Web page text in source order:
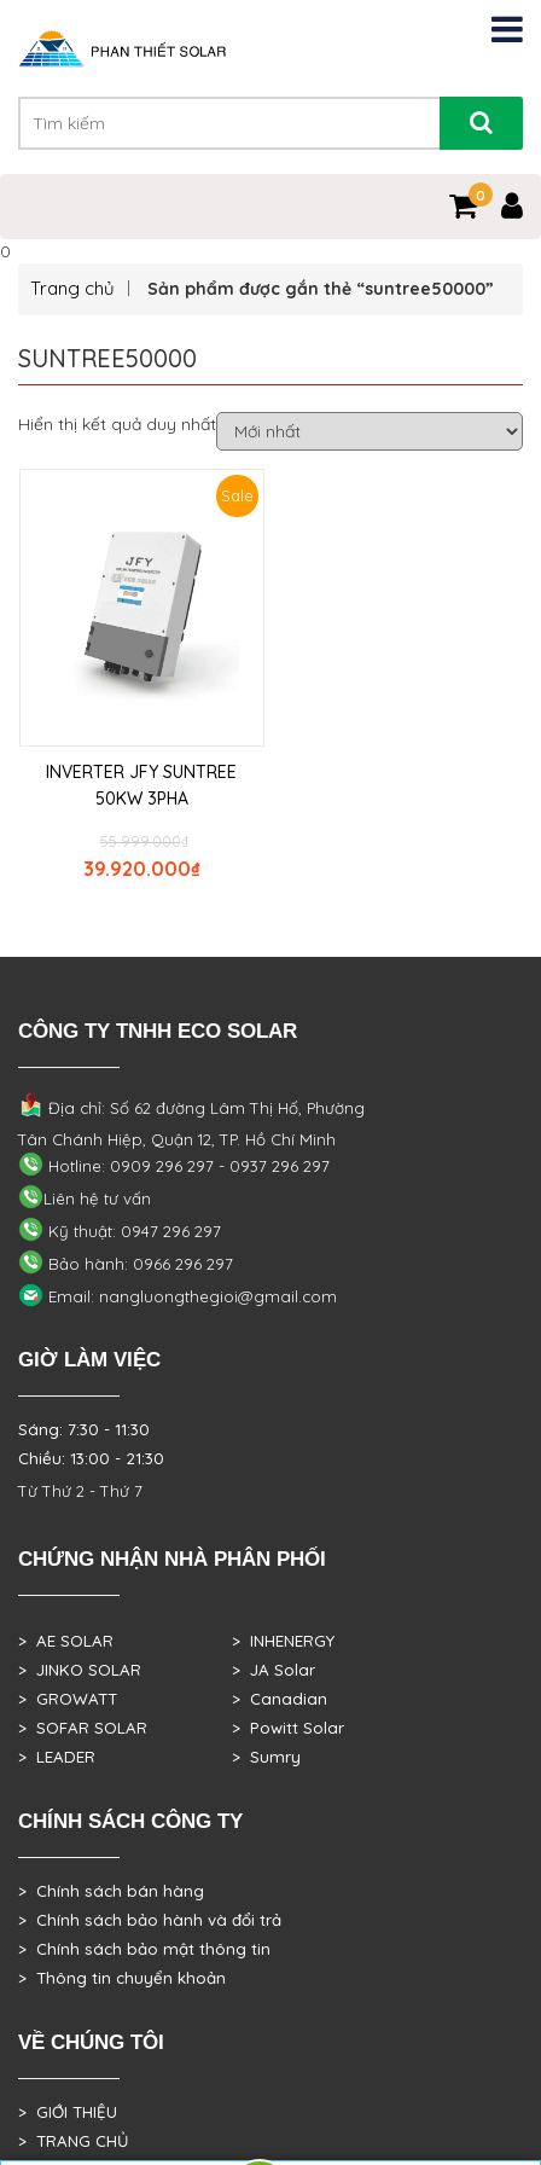
0
0
Trang chủ Sản phẩm được gắn thẻ “suntree50000”
SUNTREE50000
Hiển thị kết quả duy nhất
Sale
INVERTER JFY SUNTREE
50KW 3PHA
₫
55.999.000
₫
39.920.000
CÔNG TY TNHH ECO SOLAR
Địa chỉ: Số 62 đường Lâm Thị Hố, Phường
Tân Chánh Hiệp, Quận 12, TP. Hồ Chí Minh
Hotline: 0909 296 297 - 0937 296 297
Liên hệ tư vấn
Kỹ thuật: 0947 296 297
Bảo hành: 0966 296 297
Email: nangluongthegioi@gmail.com
GIỜ LÀM VIỆC
Sáng: 7:30 - 11:30
Chiều: 13:00 - 21:30
Từ Thứ 2 - Thứ 7
CHỨNG NHẬN NHÀ PHÂN PHỐI
> AE SOLAR
> JINKO SOLAR
> GROWATT
> SOFAR SOLAR
> LEADER
> INHENERGY
> JA Solar
> Canadian
> Powitt Solar
> Sumry
CHÍNH SÁCH CÔNG TY
> Chính sách bán hàng
> Chính sách bảo hành và đổi trả
> Chính sách bảo mật thông tin
> Thông tin chuyển khoản
VỀ CHÚNG TÔI
> GIỚI THIỆU
> TRANG CHỦ